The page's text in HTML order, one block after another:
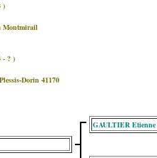
)
Montmirail
- ? )
Dorin 41170
GAULTIER Etienne